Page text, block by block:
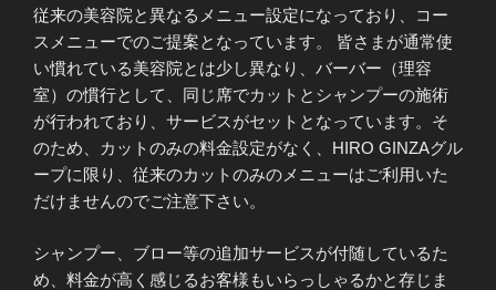
従来の美容院と異なるメニュー設定になっており、コー
スメニューでのご提案となっています。 皆さまが通常使
い慣れている美容院とは少し異なり、バーバー（理容
室）の慣行として、同じ席でカットとシャンプーの施術
が行われており、サービスがセットとなっています。そ
のため、カットのみの料金設定がなく、HIRO GINZAグル
ープに限り、従来のカットのみのメニューはご利用いた
だけませんのでご注意下さい。
シャンプー、ブロー等の追加サービスが付随しているた
め、料金が高く感じるお客様もいらっしゃるかと存じま